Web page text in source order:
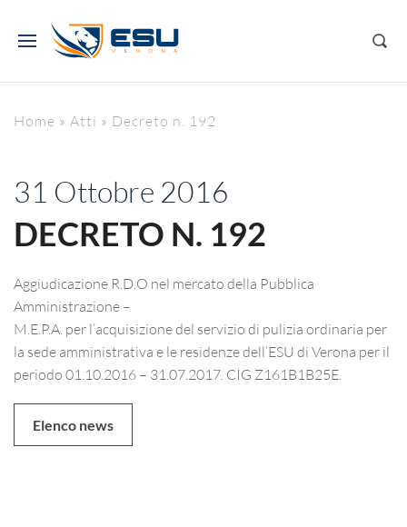
Home » Atti » Decreto n. 192
31 Ottobre 2016
DECRETO N. 192
Aggiudicazione R.D.O nel mercato della Pubblica
Amministrazione –
M.E.P.A. per l’acquisizione del servizio di pulizia ordinaria per
la sede amministrativa e le residenze dell’ESU di Verona per il
periodo 01.10.2016 – 31.07.2017. CIG Z161B1B25E.
Elenco news